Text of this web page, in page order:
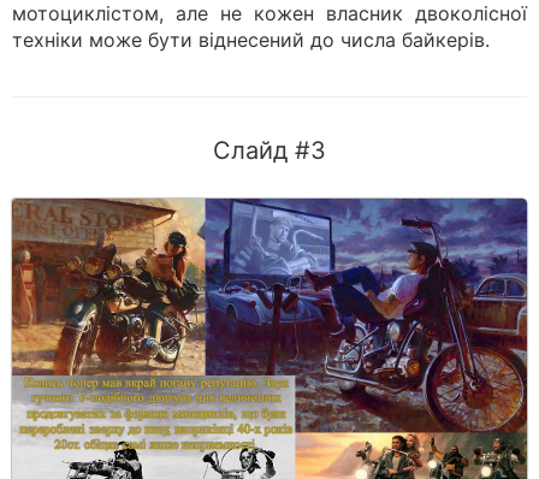
мотоциклістом, але не кожен власник двоколісної
техніки може бути віднесений до числа байкерів.
Слайд #3